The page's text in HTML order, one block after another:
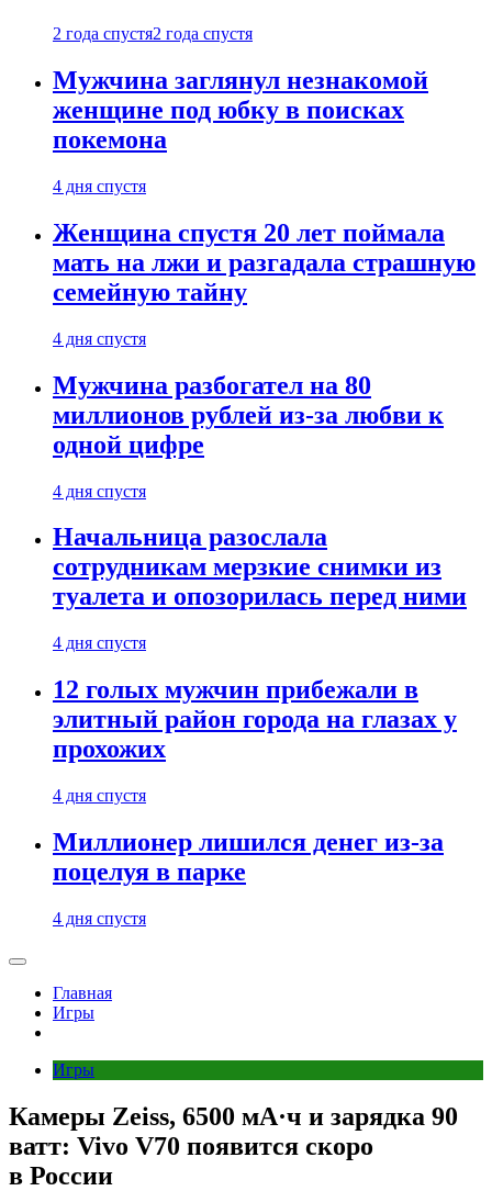
2 года спустя2 года спустя
Мужчина заглянул незнакомой
женщине под юбку в поисках
покемона
4 дня спустя
Женщина спустя 20 лет поймала
мать на лжи и разгадала страшную
семейную тайну
4 дня спустя
Мужчина разбогател на 80
миллионов рублей из-за любви к
одной цифре
4 дня спустя
Начальница разослала
сотрудникам мерзкие снимки из
туалета и опозорилась перед ними
4 дня спустя
12 голых мужчин прибежали в
элитный район города на глазах у
прохожих
4 дня спустя
Миллионер лишился денег из-за
поцелуя в парке
4 дня спустя
Главная
Игры
Игры
Камеры Zeiss, 6500 мА·ч и зарядка 90
ватт: Vivo V70 появится скоро
в России